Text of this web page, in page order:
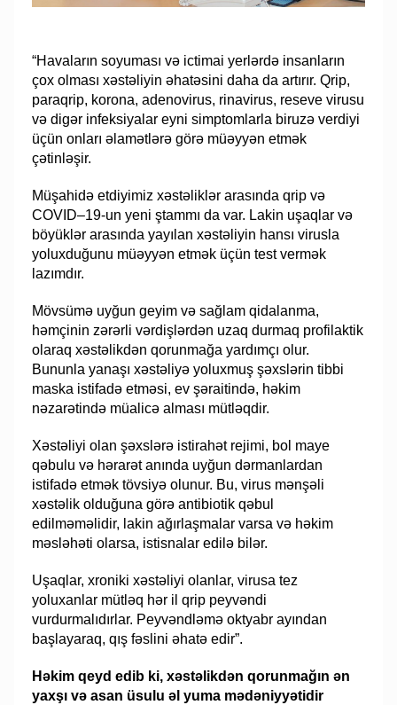
“Havaların soyuması və ictimai yerlərdə insanların
çox olması xəstəliyin əhatəsini daha da artırır. Qrip,
paraqrip, korona, adenovirus, rinavirus, reseve virusu
və digər infeksiyalar eyni simptomlarla biruzə verdiyi
üçün onları əlamətlərə görə müəyyən etmək
çətinləşir.
Müşahidə etdiyimiz xəstəliklər arasında qrip və
COVID–19-un yeni ştammı da var. Lakin uşaqlar və
böyüklər arasında yayılan xəstəliyin hansı virusla
yoluxduğunu müəyyən etmək üçün test vermək
lazımdır.
Mövsümə uyğun geyim və sağlam qidalanma,
həmçinin zərərli vərdişlərdən uzaq durmaq profilaktik
olaraq xəstəlikdən qorunmağa yardımçı olur.
Bununla yanaşı xəstəliyə yoluxmuş şəxslərin tibbi
maska istifadə etməsi, ev şəraitində, həkim
nəzarətində müalicə alması mütləqdir.
Xəstəliyi olan şəxslərə istirahət rejimi, bol maye
qəbulu və hərarət anında uyğun dərmanlardan
istifadə etmək tövsiyə olunur. Bu, virus mənşəli
xəstəlik olduğuna görə antibiotik qəbul
edilməməlidir, lakin ağırlaşmalar varsa və həkim
məsləhəti olarsa, istisnalar edilə bilər.
Uşaqlar, xroniki xəstəliyi olanlar, virusa tez
yoluxanlar mütləq hər il qrip peyvəndi
vurdurmalıdırlar. Peyvəndləmə oktyabr ayından
başlayaraq, qış fəslini əhatə edir”.
Həkim qeyd edib ki, xəstəlikdən qorunmağın ən
yaxşı və asan üsulu əl yuma mədəniyyətidir